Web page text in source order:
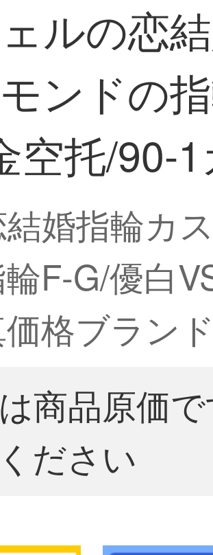
ルの恋
ンドの
空托/90-
婚指輪カ
F-G/優白
格ブラン
商品原価
ださい